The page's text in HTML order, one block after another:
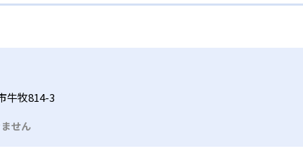
受講スタイル
内であれば、何曜日にでも週2回受講できる。そのため、
は自宅からのオンライン受講と通室を組み合わせること
とで、少しずつ苦手意識を克服できるだろう。
と両立したい生徒向け
も気軽に相談可能だ。
学・英語・国語の3教科に限られるため、その他の教科に
公開していない。志望校への実績があるかどうかは、
牛牧814-3
せん